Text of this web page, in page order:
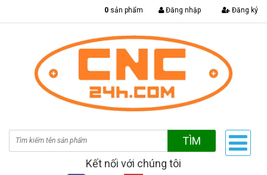
0 sản phẩm Đăng nhập Đăng ký
TÌM
Kết nối với chúng tôi